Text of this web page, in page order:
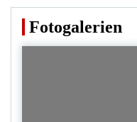
Fotogalerien